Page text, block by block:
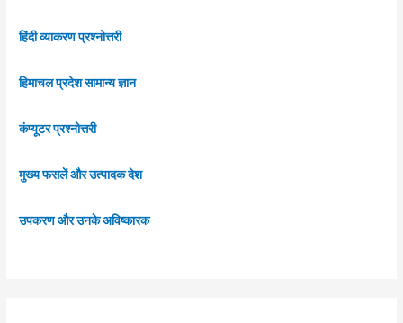
हिंदी व्याकरण प्रश्नोत्तरी
हिमाचल प्रदेश सामान्य ज्ञान
कंप्यूटर प्रश्नोत्तरी
मुख्य फसलें और उत्पादक देश
उपकरण और उनके अविष्कारक